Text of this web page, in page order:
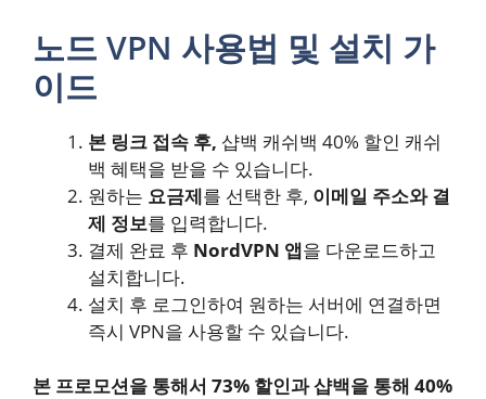
노드 VPN 사용법 및 설치 가
이드
본 링크 접속 후, 샵백 캐쉬백 40% 할인 캐쉬
백 혜택을 받을 수 있습니다.
원하는 요금제를 선택한 후, 이메일 주소와 결
제 정보를 입력합니다.
결제 완료 후 NordVPN 앱을 다운로드하고
설치합니다.
설치 후 로그인하여 원하는 서버에 연결하면
즉시 VPN을 사용할 수 있습니다.
본 프로모션을 통해서 73% 할인과 샵백을 통해 40%